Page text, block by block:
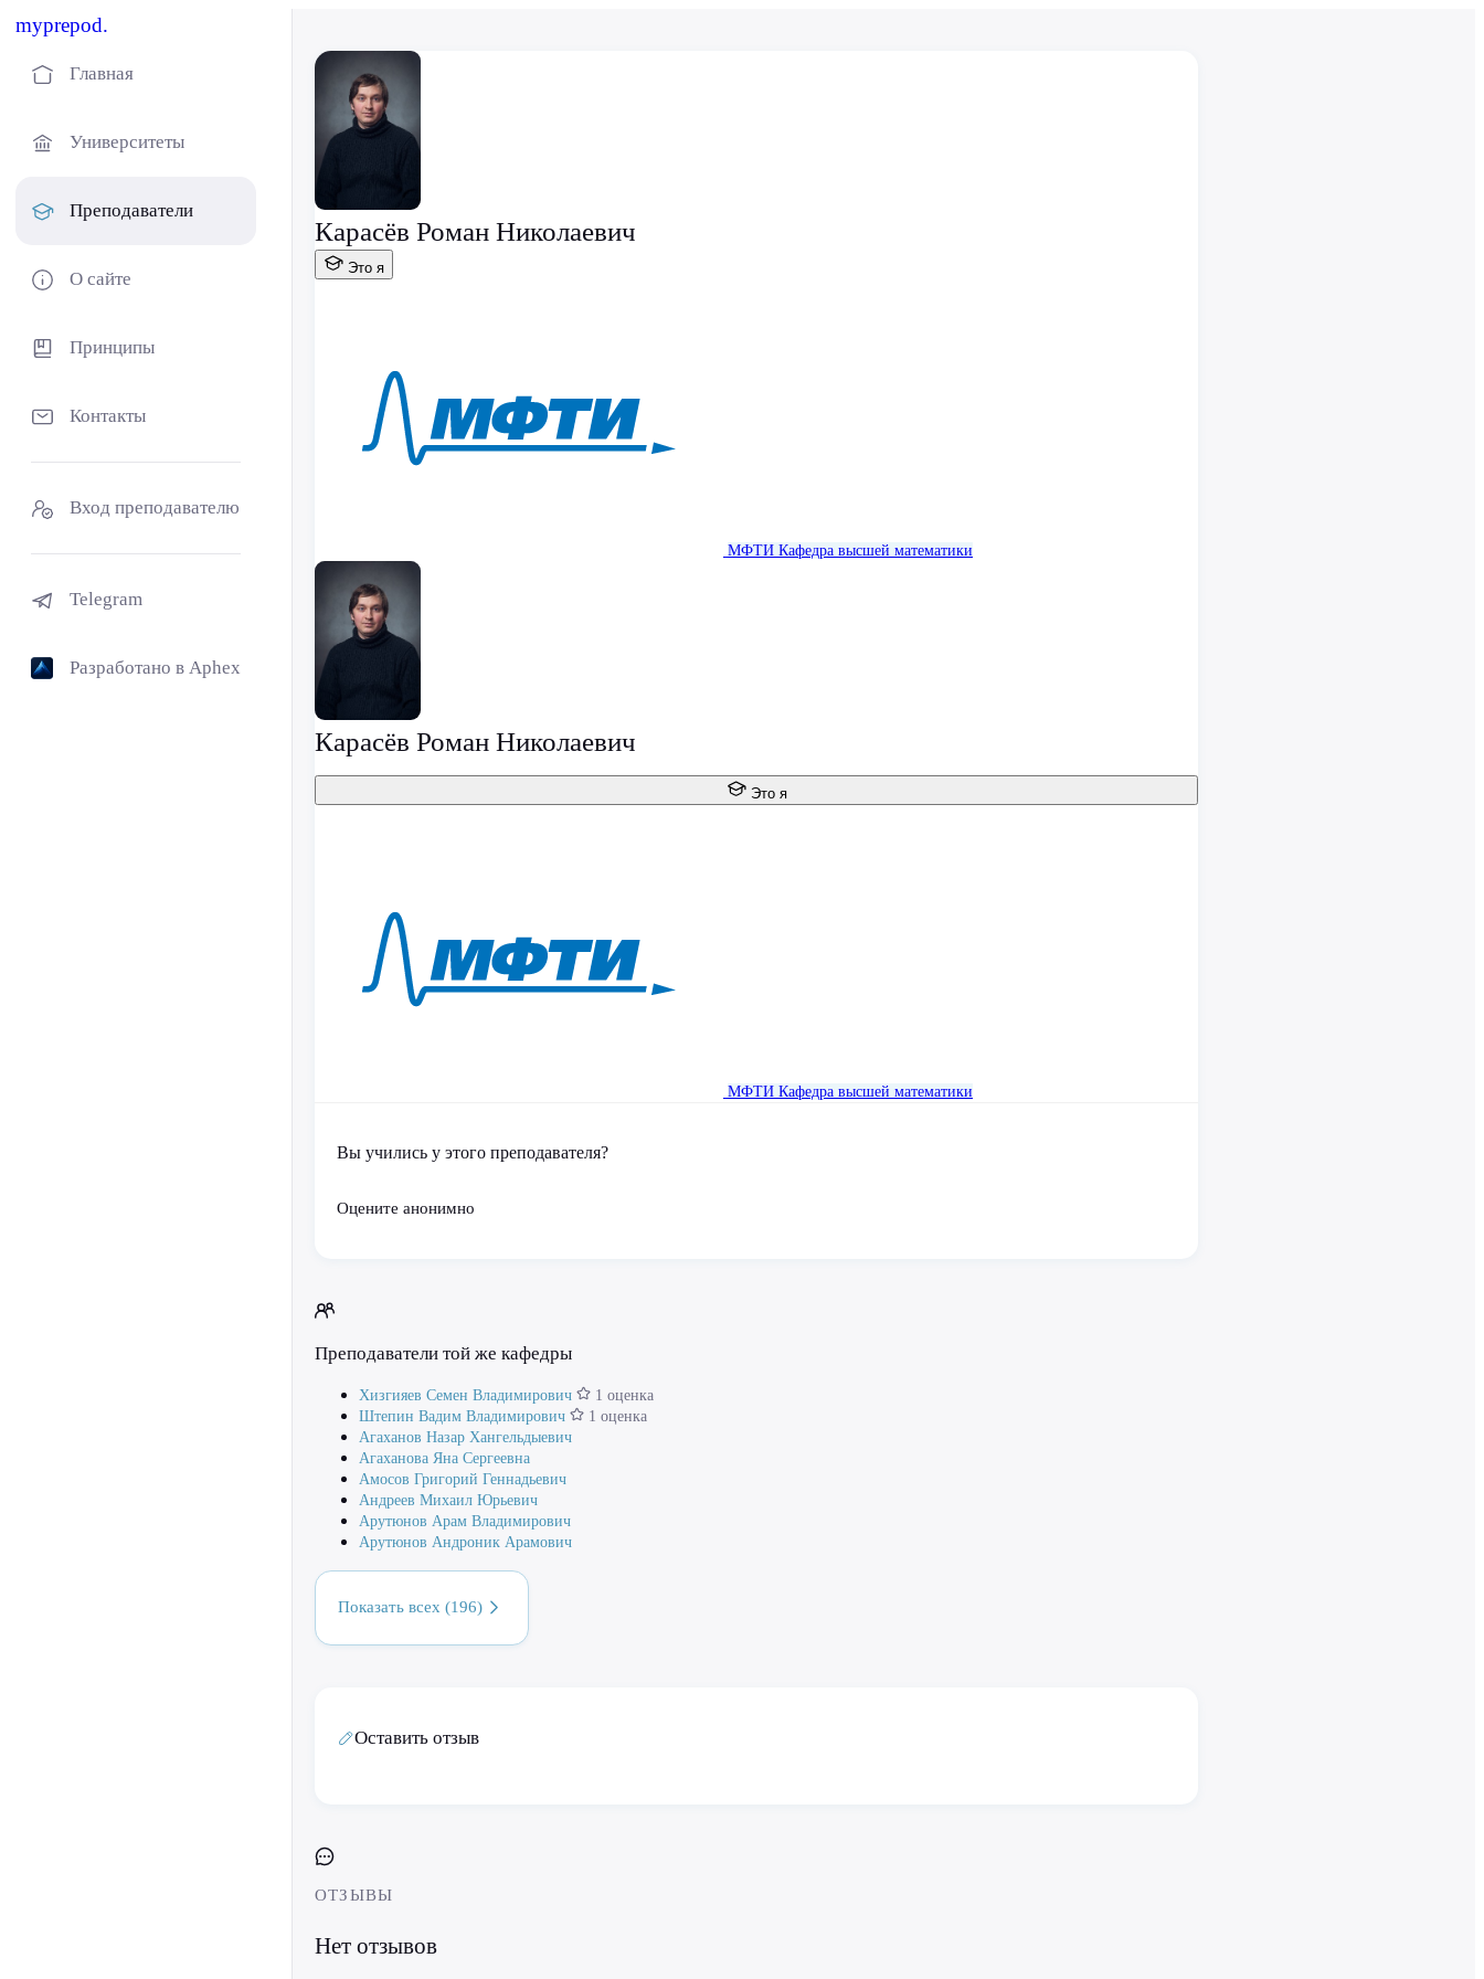
myprepod.
Главная
Университеты
Преподаватели
О сайте
Принципы
Контакты
Вход преподавателю
Telegram
Разработано в Aphex
Карасёв Роман Николаевич
Это я
МФТИ Кафедра высшей математики
Карасёв Роман Николаевич
Это я
МФТИ Кафедра высшей математики
Вы учились у этого преподавателя?
Оцените анонимно
Преподаватели той же кафедры
Хизгияев Семен Владимирович
1 оценка
Штепин Вадим Владимирович
1 оценка
Агаханов Назар Хангельдыевич
Агаханова Яна Сергеевна
Амосов Григорий Геннадьевич
Андреев Михаил Юрьевич
Арутюнов Арам Владимирович
Арутюнов Андроник Арамович
Показать всех (196)
Оставить отзыв
ОТЗЫВЫ
Нет отзывов